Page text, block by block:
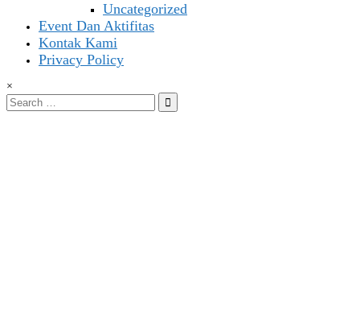
Uncategorized
Event Dan Aktifitas
Kontak Kami
Privacy Policy
×
Search
for: